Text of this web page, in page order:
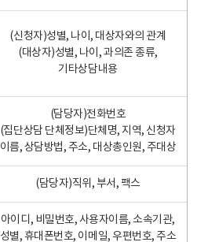
(신청자)성별, 나이, 대상자와의 관계
(대상자)성별, 나이, 과의존 종류,
기타상담내용
(담당자)전화번호
(집단상담 단체정보)단체명, 지역, 신청자
이름, 상담방법, 주소, 대상총인원, 주대상
(담당자)직위, 부서, 팩스
아이디, 비밀번호, 사용자이름, 소속기관,
성별, 휴대폰번호, 이메일, 우편번호, 주소